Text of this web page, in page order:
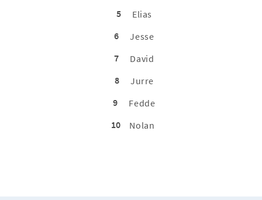
5
Elias
6
Jesse
7
David
8
Jurre
9
Fedde
10
Nolan